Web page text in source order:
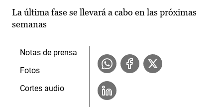
La última fase se llevará a cabo en las próximas
semanas
Notas de prensa
Fotos
Cortes audio